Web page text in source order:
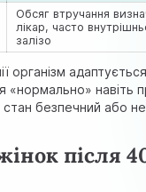
Обсяг втручання
лікар, часто
залізо
організм
«нормально» навіть
стан безпечний або не
після